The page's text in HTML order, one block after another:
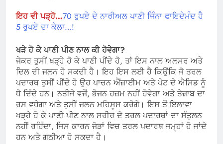
ਇਹ ਵੀ ਪੜ੍ਹੋ…70 ਰੁਪਏ ਦੇ ਨਾਰੀਅਲ ਪਾਣੀ ਜਿੰਨਾ ਫਾਇਦੇਮੰਦ ਹੈ
5 ਰੁਪਏ ਦਾ ਕੇਲਾ…!
ਖੜੇ ਹੋ ਕੇ ਪਾਣੀ ਪੀਣ ਨਾਲ ਕੀ ਹੋਵੇਗਾ?
ਜੇਕਰ ਤੁਸੀਂ ਖੜ੍ਹੇ ਹੋ ਕੇ ਪਾਣੀ ਪੀਂਦੇ ਹੋ, ਤਾਂ ਇਸ ਨਾਲ ਅਲਸਰ ਅਤੇ
ਦਿਲ ਦੀ ਜਲਨ ਹੋ ਸਕਦੀ ਹੈ। ਇਹ ਇਸ ਲਈ ਹੈ ਕਿਉਂਕਿ ਜੋ ਤਰਲ
ਪਦਾਰਥ ਤੁਸੀਂ ਪੀਂਦੇ ਹੋ ਉਹ ਪਾਚਨ ਐਂਜ਼ਾਈਮ ਅਤੇ ਪੇਟ ਦੇ ਐਸਿਡ ਨੂੰ
ਧੋ ਦਿੰਦੇ ਹਨ। ਨਤੀਜੇ ਵਜੋਂ, ਭੋਜਨ ਹਜ਼ਮ ਨਹੀਂ ਹੋਵੇਗਾ ਅਤੇ ਤੇਜ਼ਾਬ ਦਾ
ਰਸ ਵਧੇਗਾ ਅਤੇ ਤੁਸੀਂ ਜਲਨ ਮਹਿਸੂਸ ਕਰੋਗੇ। ਇਸ ਤੋਂ ਇਲਾਵਾ
ਖੜ੍ਹੇ ਹੋ ਕੇ ਪਾਣੀ ਪੀਣ ਨਾਲ ਸਰੀਰ ਦੇ ਤਰਲ ਪਦਾਰਥਾਂ ਦਾ ਸੰਤੁਲਨ
ਨਹੀਂ ਰਹਿੰਦਾ, ਜਿਸ ਕਾਰਨ ਜੋੜਾਂ ਵਿਚ ਤਰਲ ਪਦਾਰਥ ਜਮ੍ਹਾਂ ਹੋ ਜਾਂਦੇ
ਹਨ ਅਤੇ ਗਠੀਆ ਹੋ ਸਕਦਾ ਹੈ।